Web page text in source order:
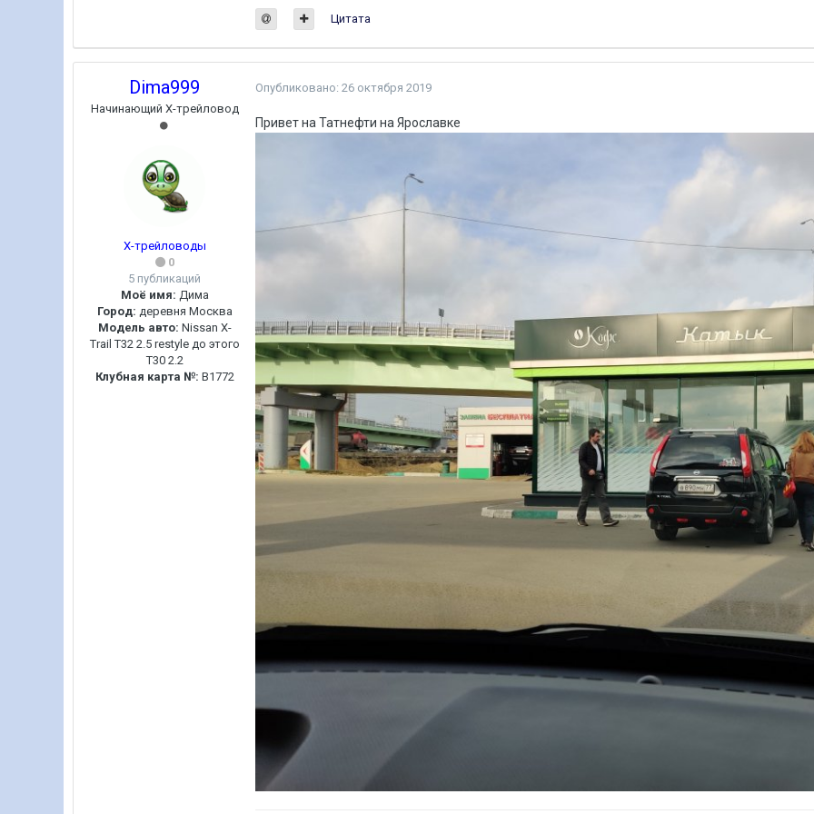
Цитата
Dima999
Начинающий Х-трейловод
Х-трейловоды
0
5 публикаций
Моё имя: Дима
Город: деревня Москва
Модель авто: Nissan X-
Trail T32 2.5 restyle до этого
T30 2.2
Клубная карта №: B1772
Опубликовано: 26 октября 2019
Привет на Татнефти на Ярославке